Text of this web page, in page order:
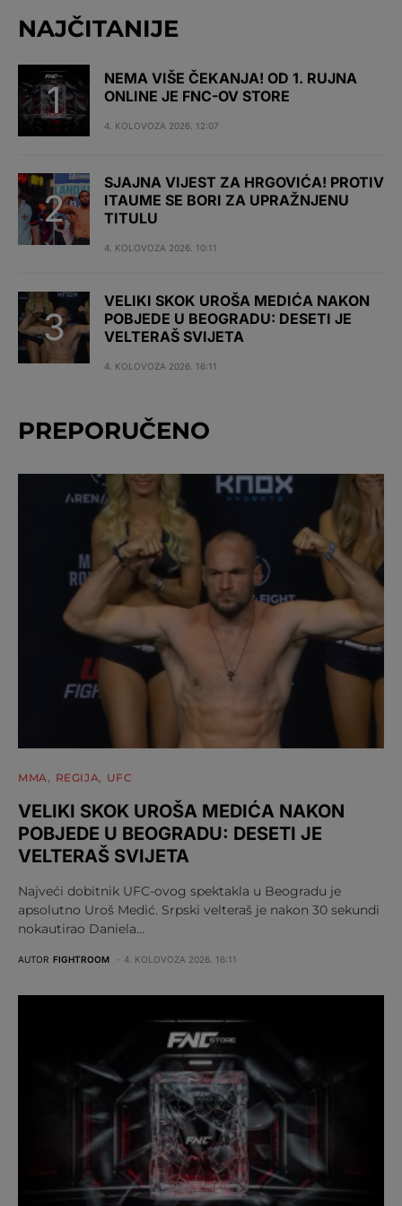
NAJČITANIJE
NEMA VIŠE ČEKANJA! OD 1. RUJNA
ONLINE JE FNC-OV STORE
4. KOLOVOZA 2026. 12:07
SJAJNA VIJEST ZA HRGOVIĆA! PROTIV
ITAUME SE BORI ZA UPRAŽNJENU
TITULU
4. KOLOVOZA 2026. 10:11
VELIKI SKOK UROŠA MEDIĆA NAKON
POBJEDE U BEOGRADU: DESETI JE
VELTERAŠ SVIJETA
4. KOLOVOZA 2026. 16:11
PREPORUČENO
MMA REGIJA UFC
VELIKI SKOK UROŠA MEDIĆA NAKON
POBJEDE U BEOGRADU: DESETI JE
VELTERAŠ SVIJETA
Najveći dobitnik UFC-ovog spektakla u Beogradu je
apsolutno Uroš Medić. Srpski velteraš je nakon 30 sekundi
nokautirao Daniela…
AUTOR FIGHTROOM 4. KOLOVOZA 2026. 16:11